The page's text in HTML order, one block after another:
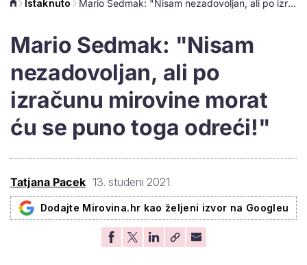
Istaknuto Mario Sedmak: "Nisam nezadovoljan, ali po izračunu mirovine morat ću se puno toga odreći!"
Mario Sedmak: "Nisam
nezadovoljan, ali po
izračunu mirovine morat
ću se puno toga odreći!"
Tatjana Pacek 13. studeni 2021.
Dodajte Mirovina.hr kao željeni izvor na Googleu